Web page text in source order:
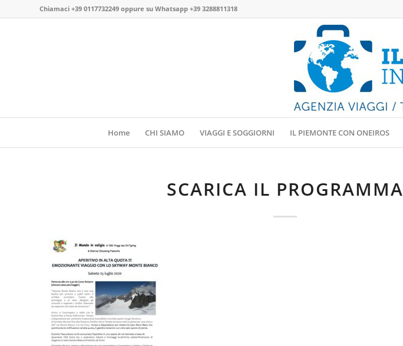
Chiamaci +39 0117732249 oppure su Whatsapp +39 3288811318
Home CHI SIAMO VIAGGI E SOGGIORNI IL PIEMONTE CON ONEIROS
SCARICA IL PROGRAMMA